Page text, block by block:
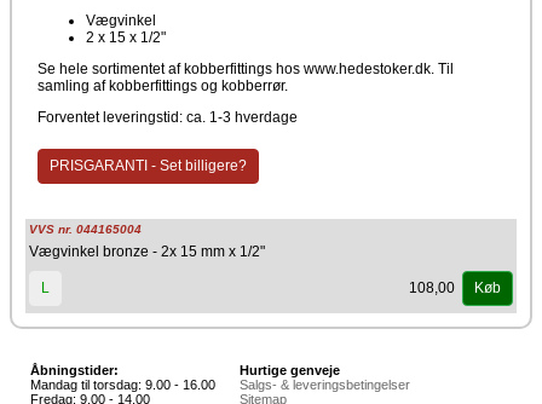
Vægvinkel
2 x 15 x 1/2"
Se hele sortimentet af kobberfittings hos www.hedestoker.dk. Til
samling af kobberfittings og kobberrør.
Forventet leveringstid: ca. 1-3 hverdage
PRISGARANTI - Set billigere?
VVS nr. 044165004
Vægvinkel bronze - 2x 15 mm x 1/2"
L 108,00 Køb
Åbningstider:
Mandag til torsdag: 9.00 - 16.00
Fredag: 9.00 - 14.00
Hurtige genveje
Salgs- & leveringsbetingelser
Sitemap